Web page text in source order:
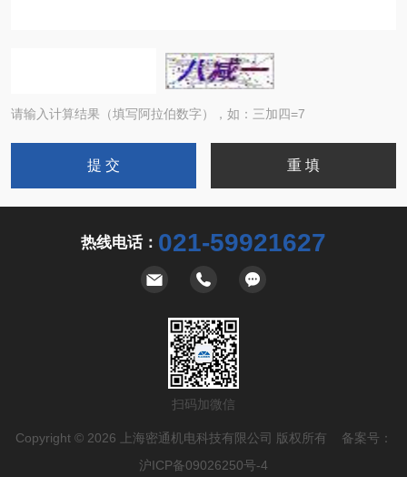
请输入计算结果（填写阿拉伯数字），如：三加四=7
热线电话： 021-59921627
扫码加微信
Copyright © 2026 上海密通机电科技有限公司 版权所有 备案号：
沪ICP备09026250号-4